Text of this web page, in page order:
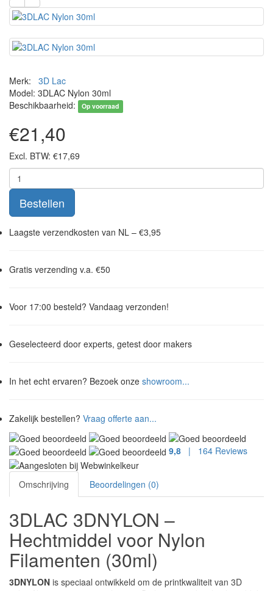
Merk: 3D Lac
Model: 3DLAC Nylon 30ml
Beschikbaarheid:
Op voorraad
€21,40
Excl. BTW: €17,69
Bestellen
Laagste verzendkosten van NL – €3,95
Gratis verzending v.a. €50
Voor 17:00 besteld? Vandaag verzonden!
Geselecteerd door experts, getest door makers
In het echt ervaren? Bezoek onze showroom...
Zakelijk bestellen? Vraag offerte aan...
9,8 | 164 Reviews
Omschrijving Beoordelingen (0)
3DLAC 3DNYLON –
Hechtmiddel voor Nylon
Filamenten (30ml)
3DNYLON is speciaal ontwikkeld om de printkwaliteit van 3D